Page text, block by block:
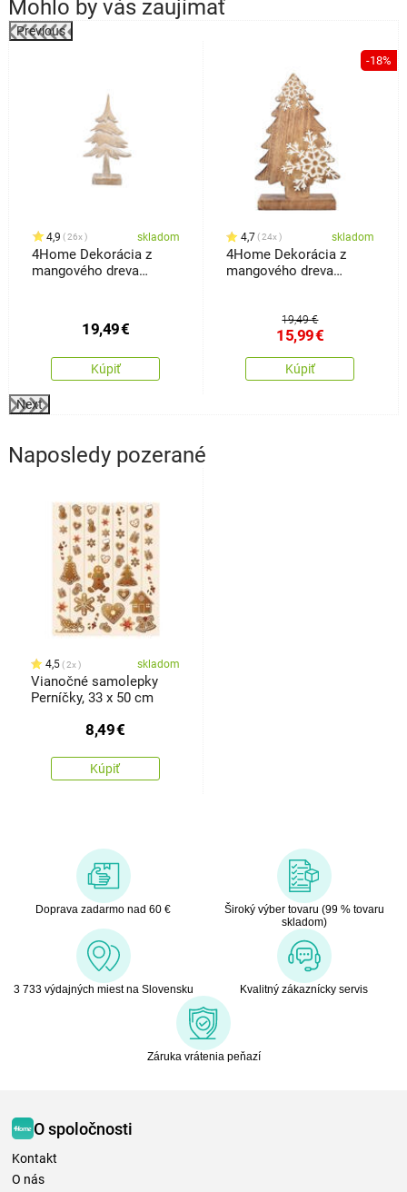
Mohlo by vás zaujímať
Previous
4,9 26x skladom
4Home Dekorácia z
mangového dreva
19,49€
Kúpiť
-18%
4,7 24x skladom
4Home Dekorácia z
mangového dreva
19,49 €
15,99€
Kúpiť
Next
Naposledy pozerané
4,5 2x skladom
Vianočné samolepky
Perníčky, 33 x 50 cm
8,49€
Kúpiť
Doprava zadarmo nad 60 €
Široký výber tovaru (99 % tovaru
skladom)
3 733 výdajných miest na Slovensku Kvalitný zákaznícky servis
Záruka vrátenia peňazí
O spoločnosti
Kontakt
O nás